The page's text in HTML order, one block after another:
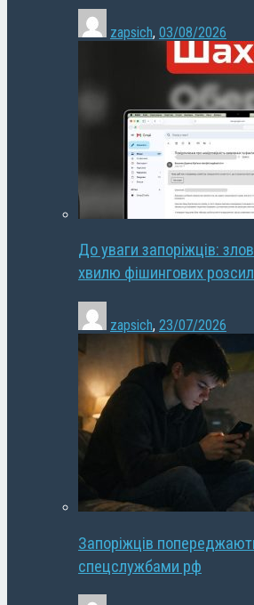
zapsich, 03/08/2026
До уваги запоріжців:
хвилю фішингових
zapsich, 23/07/2026
Запоріжців
спецслужбами рф